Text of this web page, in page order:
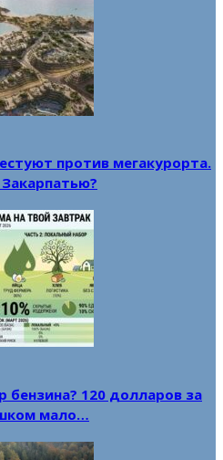
против мегакурорта.
бензина? 120 долларов за
мало…